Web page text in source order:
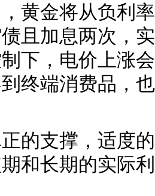
黄金将从负利
且加息两次，
下，电价上涨
终端消费品，
的支撑，适度
和长期的实际